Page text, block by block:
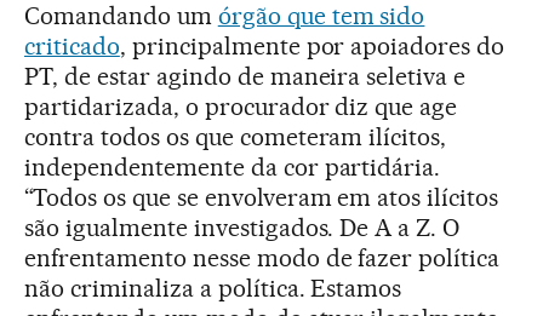
Comandando um órgão que tem sido
criticado, principalmente por apoiadores do
PT, de estar agindo de maneira seletiva e
partidarizada, o procurador diz que age
contra todos os que cometeram ilícitos,
independentemente da cor partidária.
“Todos os que se envolveram em atos ilícitos
são igualmente investigados. De A a Z. O
enfrentamento nesse modo de fazer política
não criminaliza a política. Estamos